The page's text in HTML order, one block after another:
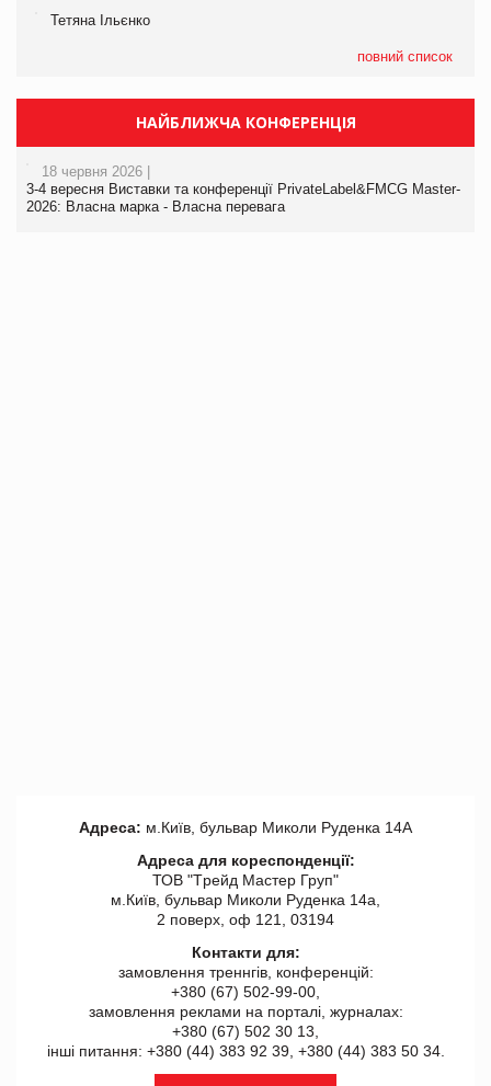
Тетяна Ільєнко
повний список
НАЙБЛИЖЧА КОНФЕРЕНЦІЯ
18 червня 2026 |
3-4 вересня Виставки та конференції PrivateLabel&FMCG Master-
2026: Власна марка - Власна перевага
Адреса: м.Київ, бульвар Миколи Руденка 14А
Адреса для кореспонденції:
ТОВ "Tрейд Мастер Груп"
м.Київ, бульвар Миколи Руденка 14а,
2 поверх, оф 121, 03194
Контакти для:
замовлення треннгів, конференцій:
+380 (67) 502-99-00,
замовлення реклами на порталі, журналах:
+380 (67) 502 30 13,
інші питання: +380 (44) 383 92 39, +380 (44) 383 50 34.